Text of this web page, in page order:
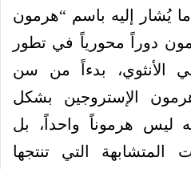
يُشار إليه باسم “هرمون
دوراً محورياً في تطور
الأنثوي، بدءاً من سن
الإستروجين بشكل
ليس هرموناً واحداً، بل
التي تنتجها